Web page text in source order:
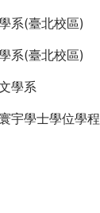
系(臺北校區)
系(臺北校區)
學系
宇學士學位學程